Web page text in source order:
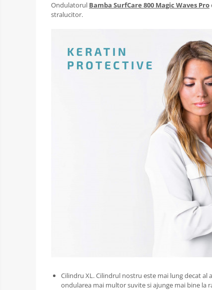
Ondulatorul Bamba SurfCare 800 Magic Waves Pro
stralucitor.
Cilindru XL. Cilindrul nostru este mai lung decat
ondularea mai multor suvite si ajunge mai bine la